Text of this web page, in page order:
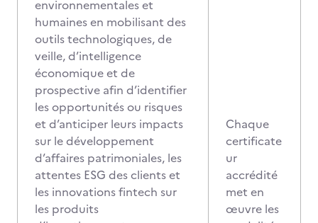
environnementales et
humaines en mobilisant des
outils technologiques, de
veille, d’intelligence
économique et de
prospective afin d’identifier
les opportunités ou risques
et d’anticiper leurs impacts
sur le développement
d’affaires patrimoniales, les
attentes ESG des clients et
les innovations fintech sur
les produits
Chaque
certificate
ur
accrédité
met en
œuvre les